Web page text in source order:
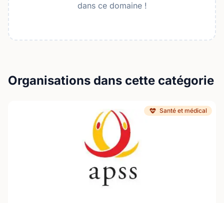
dans ce domaine !
Organisations dans cette catégorie
Santé et médical